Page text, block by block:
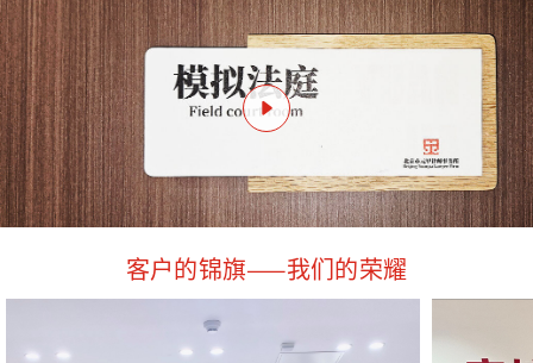
客户的锦旗——我们的荣耀